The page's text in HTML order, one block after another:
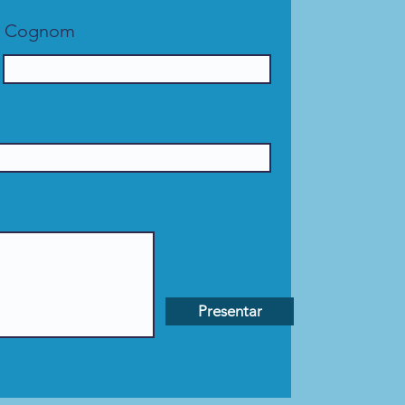
Cognom
Presentar